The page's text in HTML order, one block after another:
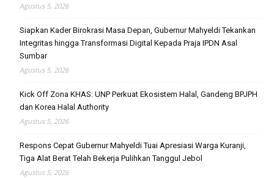
Agustus 5, 2026
Siapkan Kader Birokrasi Masa Depan, Gubernur Mahyeldi Tekankan
Integritas hingga Transformasi Digital Kepada Praja IPDN Asal
Sumbar
Agustus 5, 2026
Kick Off Zona KHAS: UNP Perkuat Ekosistem Halal, Gandeng BPJPH
dan Korea Halal Authority
Agustus 5, 2026
Respons Cepat Gubernur Mahyeldi Tuai Apresiasi Warga Kuranji,
Tiga Alat Berat Telah Bekerja Pulihkan Tanggul Jebol
Agustus 5, 2026